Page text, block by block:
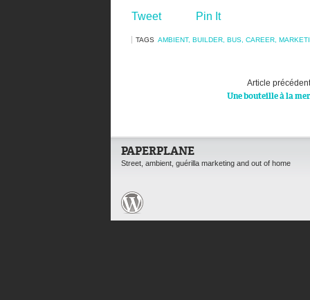
Tweet Pin It
TAGS AMBIENT, BUILDER, BUS, CAREER,
Article précédent
Une bouteille à la mer
PAPERPLANE
Street, ambient, guérilla marketing and out of home